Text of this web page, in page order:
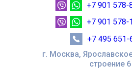
г. Москва,
строение 6
+7 901 578-
+7 901 578-
+7 495 651-